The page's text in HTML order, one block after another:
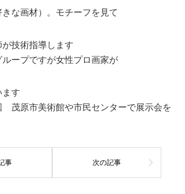
画材）。モチーフを見て
術指導します
ープですが女性プロ画家が
す
茂原市美術館や市民センターで展示会を
事 次の記事